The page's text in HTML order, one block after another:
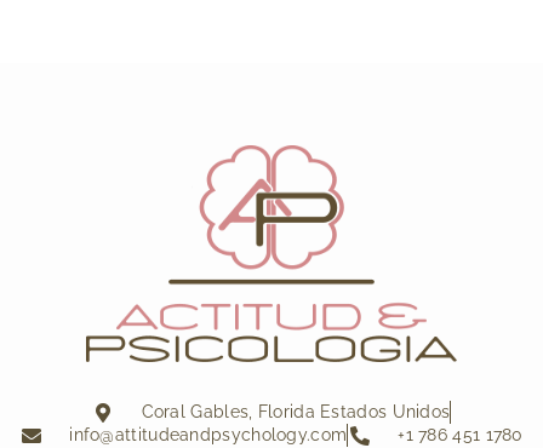
Coral Gables, Florida Estados Unidos
info@attitudeandpsychology.com
+1 786 451 1780